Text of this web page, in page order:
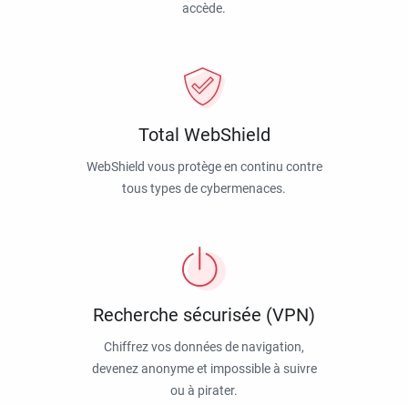
accède.
Total WebShield
WebShield vous protège en continu contre
tous types de cybermenaces.
Recherche sécurisée (VPN)
Chiffrez vos données de navigation,
devenez anonyme et impossible à suivre
ou à pirater.